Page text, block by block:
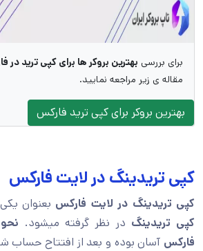
برای بررسی بهترین بروکر ها برای کپی ترید در
مقاله ی زیر مراجعه نمایید.
بهترین بروکر برای کپی ترید فارکس
کپی تریدینگ در لایت فارکس
کپی تریدینگ در لایت فارکس بعنوان
کپی تریدینگ در نظر گرفته میشود.
فارکس آسان بوده و بعد از افتتاح حساب شما